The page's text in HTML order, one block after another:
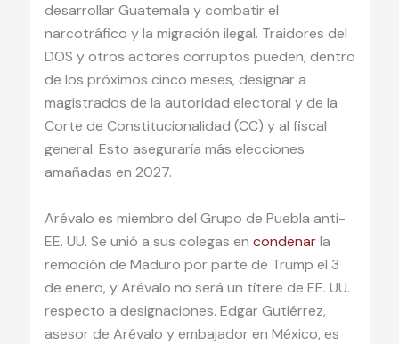
desarrollar Guatemala y combatir el
narcotráfico y la migración ilegal. Traidores del
DOS y otros actores corruptos pueden, dentro
de los próximos cinco meses, designar a
magistrados de la autoridad electoral y de la
Corte de Constitucionalidad (CC) y al fiscal
general. Esto aseguraría más elecciones
amañadas en 2027.
Arévalo es miembro del Grupo de Puebla anti-
EE. UU. Se unió a sus colegas en condenarla
remoción de Maduro por parte de Trump el 3
de enero, y Arévalo no será un títere de EE. UU.
respecto a designaciones. Edgar Gutiérrez,
asesor de Arévalo y embajador en México, es